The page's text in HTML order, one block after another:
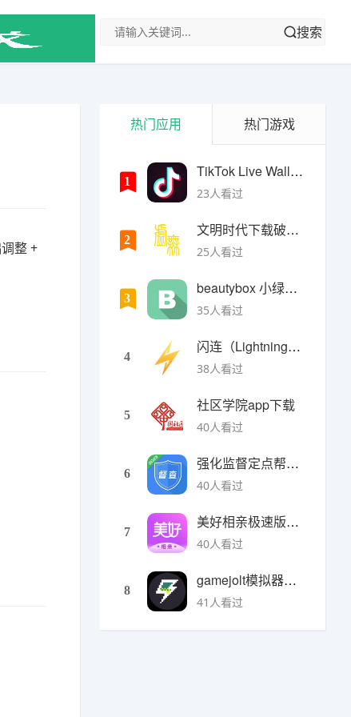
搜索
整 +
热门应用 热门游戏
1
TikTok Live Wallpaper
23人看过
2
文明时代下载破解版无限金币最新版
25人看过
3
beautybox 小绿盒正版最新免费下载
35人看过
4
闪连（LightningX）加速器app
38人看过
5
社区学院app下载
40人看过
6
强化监督定点帮扶下载
40人看过
7
美好相亲极速版下载
40人看过
8
gamejolt模拟器下载
41人看过